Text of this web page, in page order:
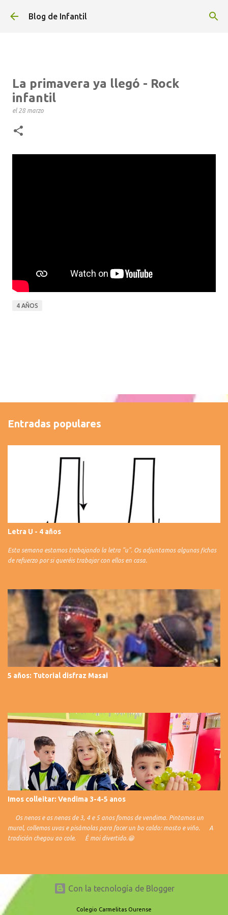
Ir al contenido principal
Blog de Infantil
La primavera ya llegó - Rock
infantil
el 28 marzo
4 AÑOS
Entradas populares
Letra U - 4 años
Esta semana estamos trabajando la letra "u". Os adjuntamos algunas fichas
de refuerzo por si queréis trabajar con ellos en casa.
5 años: Tutorial disfraz Masai
Imos colleitar: Vendima 3-4-5 anos
Os nenos e as nenas de 3, 4 e 5 anos fomos de vendima. Pintamos un
mural, collemos uvas e pisámolas para facer un bo caldo: mosto e viño. A
tradición chegou ao cole. É moi divertido.😁
Con la tecnología de Blogger
Colegio Carmelitas Ourense